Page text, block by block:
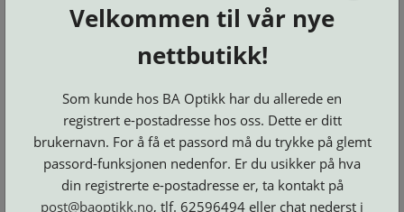
KJØPSVILKÅR
OSS
DELER
LOGG INN
Brillerens
Brillesnorer
Clip-
on
Suncover
Etuier
Innfatninger
Lesebriller
Luper
Speil
Microkluter
Neseputer
og
Solbriller
Se alle kategorier
Velkommen til vår nye
nettbutikk!
Som kunde hos BA Optikk har du allerede en
registrert e-postadresse hos oss. Dette er ditt
brukernavn. For å få et passord må du trykke på glemt
passord-funksjonen nedenfor. Er du usikker på hva
din registrerte e-postadresse er, ta kontakt på
post@baoptikk.no, tlf. 62596494 eller chat nederst i